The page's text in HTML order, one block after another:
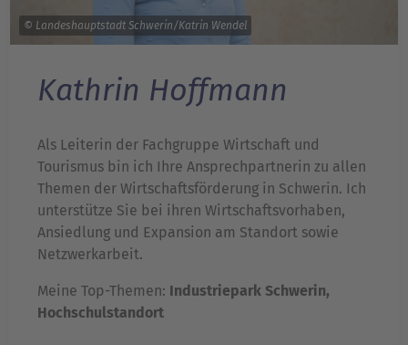
© Landeshauptstadt Schwerin/Katrin Wendel
Kathrin Hoffmann
Als Leiterin der Fachgruppe Wirtschaft und
Tourismus bin ich Ihre Ansprechpartnerin zu allen
Themen der Wirtschaftsförderung in Schwerin. Ich
unterstütze Sie bei ihren Wirtschaftsvorhaben,
Ansiedlung und Expansion am Standort sowie
Netzwerkarbeit.
Meine Top-Themen: Industriepark Schwerin,
Hochschulstandort